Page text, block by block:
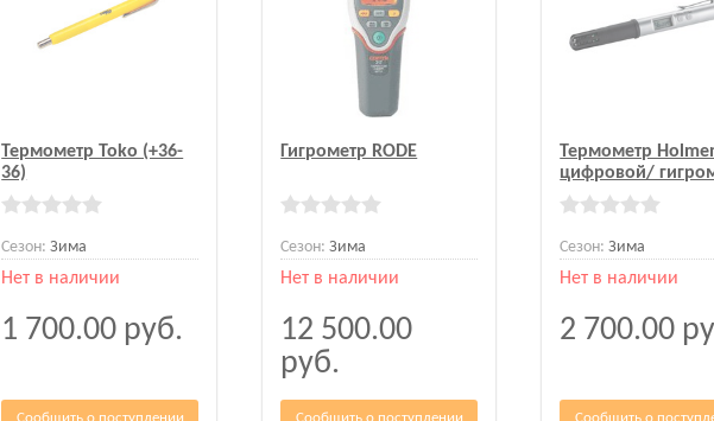
Термометр Toko (+36-
36)
Сезон: Зима
Нет в наличии
1 700.00 руб.
Сообщить о поступлении
Гигрометр RODE
Сезон: Зима
Нет в наличии
12 500.00
руб.
Сообщить о поступлении
Термометр
цифровой/
Сезон: Зима
Нет в наличии
2 700.00
Сообщить о